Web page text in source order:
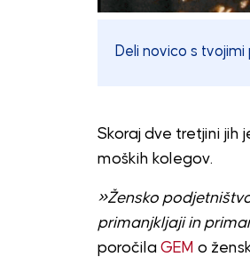
Deli novico s tvojimi
Skoraj dve tretjini jih
moških kolegov.
»Žensko
primanjkljaji in
poročila GEM o